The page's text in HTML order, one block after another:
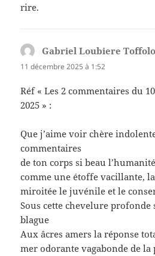
rire.
Gabriel Loubiere
11 décembre 2025 à 1:52
Réf « Les 2 commentaires du
2025 » :
Que j’aime voir chère
commentaires
de ton corps si beau l’humanité
comme une étoffe vacillante,
miroitée le juvénile et le
Sous cette chevelure profonde
blague
Aux âcres amers la réponse
mer odorante vagabonde de la